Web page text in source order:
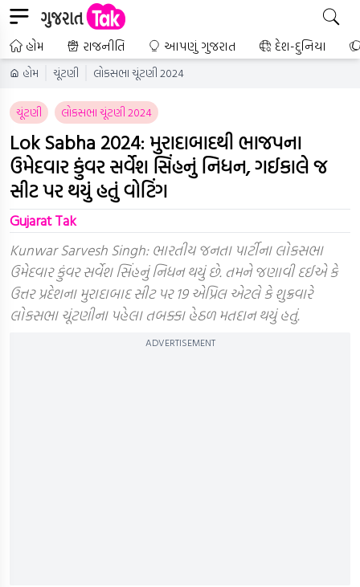
હોમ રાજનીતિ આપણું ગુજરાત દેશ-દુનિયા
હોમ ચૂંટણી લોકસભા ચૂંટણી 2024
ચૂંટણી લોકસભા ચૂંટણી 2024
Lok Sabha 2024: મુરાદાબાદથી ભાજપના
ઉમેદવાર કુંવર સર્વેશ સિંહનું નિધન, ગઈકાલે જ
સીટ પર થયું હતું વોટિંગ
Gujarat Tak
Kunwar Sarvesh Singh: ભારતીય જનતા પાર્ટીના લોકસભા
ઉમેદવાર કુંવર સર્વેશ સિંહનું નિધન થયું છે. તમને જણાવી દઈએ કે
ઉત્તર પ્રદેશના મુરાદાબાદ સીટ પર 19 એપ્રિલ એટલે કે શુક્રવારે
લોકસભા ચૂંટણીના પહેલા તબક્કા હેઠળ મતદાન થયું હતું.
ADVERTISEMENT